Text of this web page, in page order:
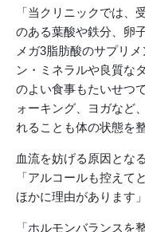
「当クリニックでは、
のある葉酸や鉄分、卵
メガ3脂肪酸のサプリ
ン・ミネラルや良質な
のよい食事もたいせつ
ォーキング、ヨガなど
れることも体の状態を
血流を妨げる原因とな
「アルコールも控えて
ほかに理由があります
「ホルモンバランスを